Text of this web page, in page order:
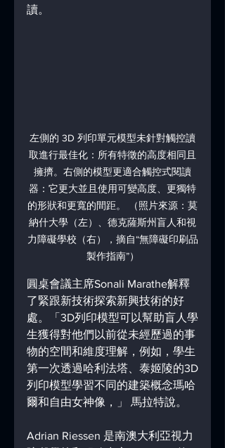
讀。
左側的 3D 列印單元模型未針對觸控讀
取進行最佳化：所有特徵的高度相同且
擁擠。右側的模型更適合觸控式閱讀
器：它更大並且使用可變高度、更獨特
的形狀和更寬的間距。 （照片來源：莫
納什大學（左）、德克薩斯州盲人和視
力障礙學校（右），摘自“無障礙印刷品
製作指南”）
圓桌會議主席Sonali Marathe解釋
了緊跟新技術探索新興技術的好
處。「3D列印模型可以幫助盲人學
生獲得對他們以前從未經歷過的事
物的空間和維度理解，例如，學生
第一次透過哈利法塔、泰姬陵的3D
列印模型學習不同的建築概念瑪哈
爾和自由女神像，」 馬拉特說。
Adrian Riessen 是南澳大利亞視力